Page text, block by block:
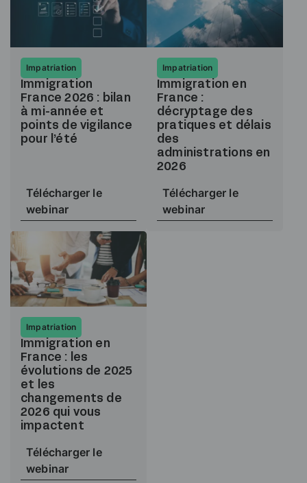
Impatriation
Immigration
France 2026 : bilan
à mi-année et
points de vigilance
pour l’été
Télécharger le
webinar
Impatriation
Immigration en
France :
décryptage des
pratiques et délais
des
administrations en
2026
Télécharger le
webinar
Impatriation
Immigration en
France : les
évolutions de 2025
et les
changements de
2026 qui vous
impactent
Télécharger le
webinar